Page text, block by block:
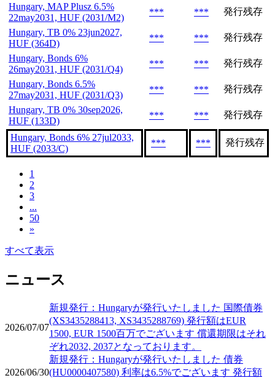
Hungary, MAP Plusz 6.5%
22may2031, HUF (2031/M2)
*** ***
発行残存
Hungary, TB 0% 23jun2027,
HUF (364D)
*** ***
発行残存
Hungary, Bonds 6%
26may2031, HUF (2031/Q4)
*** ***
発行残存
Hungary, Bonds 6.5%
27may2031, HUF (2031/Q3)
*** ***
発行残存
Hungary, TB 0% 30sep2026,
HUF (133D)
*** *** 発行残存
Hungary, Bonds 6% 27jul2033,
HUF (2033/C)
*** *** 発行残存
1
2
3
...
50
»
すべて表示
ニュース
2026/07/07
新規発行：Hungaryが発行いたしました 国際債券
(XS3435288413, XS3435288769) 発行額はEUR
1500, EUR 1500百万でございます 償還期限はそれ
ぞれ2032, 2037となっております。
2026/06/30
新規発行：Hungaryが発行いたしました 債券
(HU0000407580) 利率は6.5%でございます 発行額